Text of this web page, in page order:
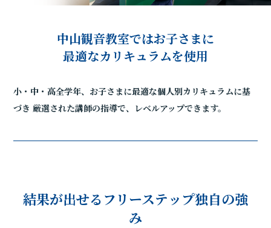
中山観音教室ではお子さまに
最適なカリキュラムを使用
小・中・高全学年、お子さまに最適な個人別カリキュラムに基
づき 厳選された講師の指導で、レベルアップできます。
結果が出せるフリーステップ独自の強
み